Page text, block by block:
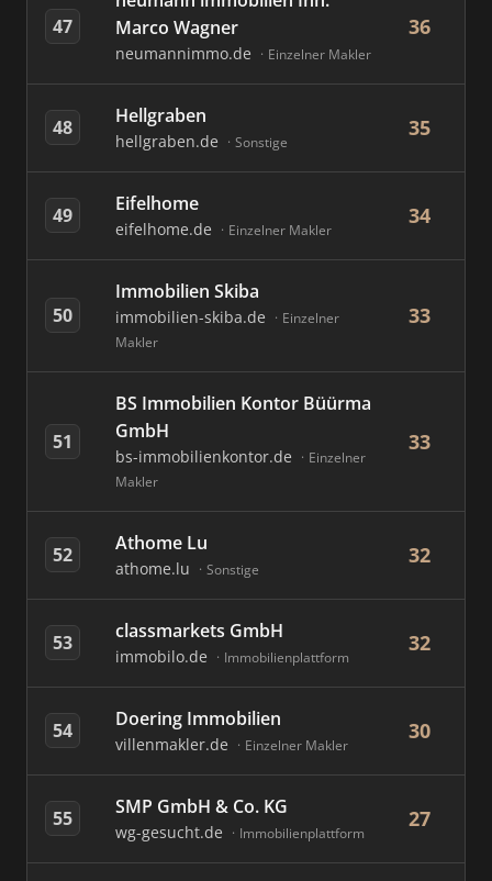
47
Marco Wagner
neumannimmo.de Einzelner Makler
36
48 Hellgraben
hellgraben.de Sonstige
35
49 Eifelhome
eifelhome.de Einzelner Makler
34
50
Immobilien Skiba
immobilien-skiba.de
Einzelner
Makler
33
51
BS Immobilien Kontor Büürma
GmbH
bs-immobilienkontor.de
Einzelner
Makler
33
52 Athome Lu
athome.lu Sonstige
32
53 classmarkets GmbH
immobilo.de Immobilienplattform
32
54 Doering Immobilien
villenmakler.de Einzelner Makler
30
55 SMP GmbH & Co. KG
wg-gesucht.de Immobilienplattform
27